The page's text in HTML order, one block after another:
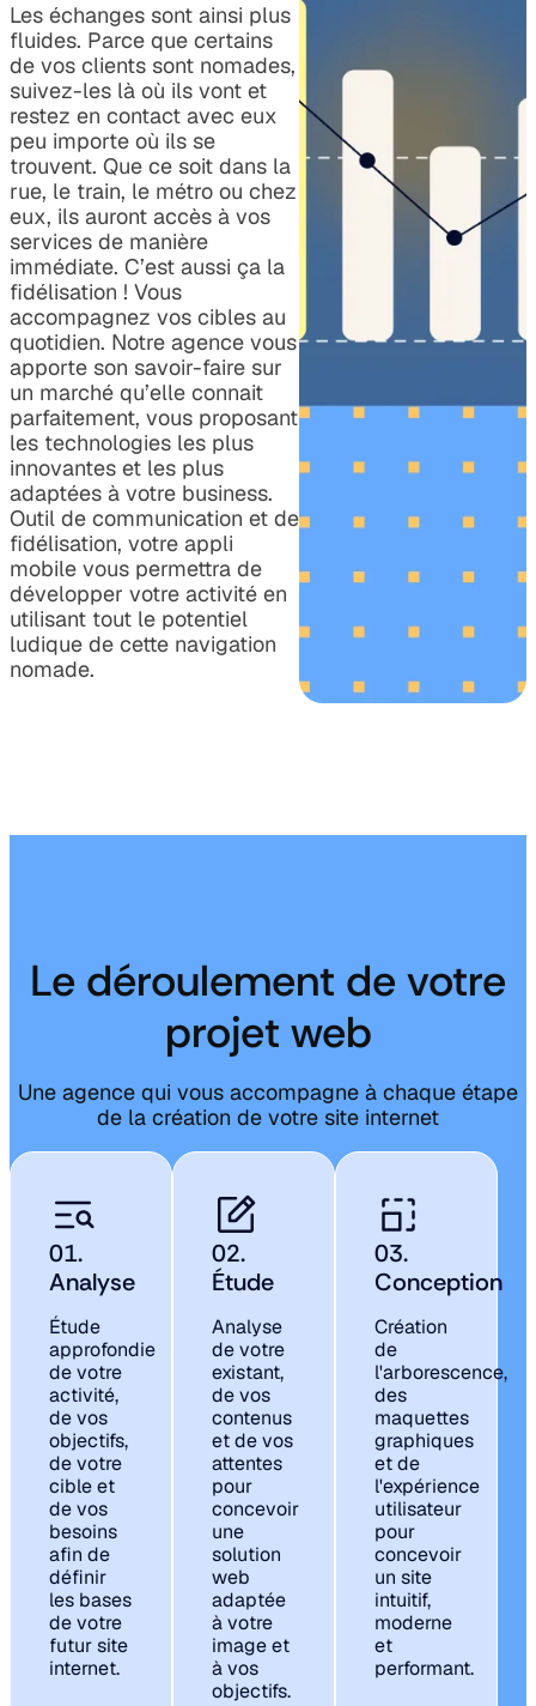
Les échanges sont ainsi plus
fluides. Parce que certains
de vos clients sont nomades,
suivez-les là où ils vont et
restez en contact avec eux
peu importe où ils se
trouvent. Que ce soit dans la
rue, le train, le métro ou chez
eux, ils auront accès à vos
services de manière
immédiate. C’est aussi ça la
fidélisation ! Vous
accompagnez vos cibles au
quotidien. Notre agence vous
apporte son savoir-faire sur
un marché qu’elle connait
parfaitement, vous proposant
les technologies les plus
innovantes et les plus
adaptées à votre business.
Outil de communication et de
fidélisation, votre appli
mobile vous permettra de
développer votre activité en
utilisant tout le potentiel
ludique de cette navigation
nomade.
Le déroulement de votre
projet web
Une agence qui vous accompagne à chaque étape
de la création de votre site internet
01.
Analyse
Étude
approfondie
de votre
activité,
de vos
objectifs,
de votre
cible et
de vos
besoins
afin de
définir
les bases
de votre
futur site
internet.
02.
Étude
Analyse
de votre
existant,
de vos
contenus
et de vos
attentes
pour
concevoir
une
solution
web
adaptée
à votre
image et
à vos
objectifs.
03.
Conception
Création
de
l'arborescence,
des
maquettes
graphiques
et de
l'expérience
utilisateur
pour
concevoir
un site
intuitif,
moderne
et
performant.